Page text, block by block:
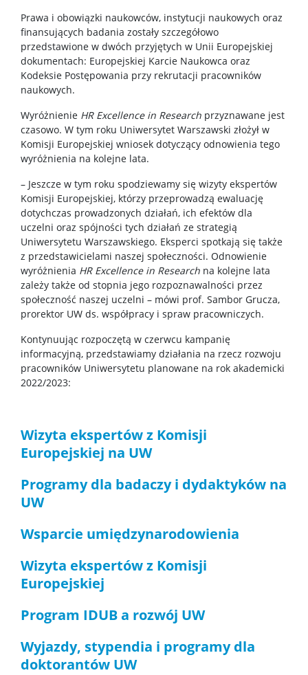
Serwis Naukowy UW
Baza publikacji
Nasze osiągnięcia
Spotkasz nas
Wykłady z ciekawej chemii
WChemii, czyli lab od podszewki
WChemii, czyli studia od podszewki
Exhibition „Chemistry is all around”
Dołącz do gry – twórz z nami przyszłość chemii!
Zjazd Dziekanów Wydziałów Chemicznych 2026
Prawa i obowiązki naukowców, instytucji naukowych oraz
finansujących badania zostały szczegółowo
przedstawione w dwóch przyjętych w Unii Europejskiej
dokumentach: Europejskiej Karcie Naukowca oraz
Kodeksie Postępowania przy rekrutacji pracowników
naukowych.
Wyróżnienie HR Excellence in Research przyznawane jest
czasowo. W tym roku Uniwersytet Warszawski złożył w
Komisji Europejskiej wniosek dotyczący odnowienia tego
wyróżnienia na kolejne lata.
– Jeszcze w tym roku spodziewamy się wizyty ekspertów
Komisji Europejskiej, którzy przeprowadzą ewaluację
dotychczas prowadzonych działań, ich efektów dla
uczelni oraz spójności tych działań ze strategią
Uniwersytetu Warszawskiego. Eksperci spotkają się także
z przedstawicielami naszej społeczności. Odnowienie
wyróżnienia HR Excellence in Research na kolejne lata
zależy także od stopnia jego rozpoznawalności przez
społeczność naszej uczelni – mówi prof. Sambor Grucza,
prorektor UW ds. współpracy i spraw pracowniczych.
Kontynuując rozpoczętą w czerwcu kampanię
informacyjną, przedstawiamy działania na rzecz rozwoju
pracowników Uniwersytetu planowane na rok akademicki
2022/2023:
Wizyta ekspertów z Komisji
Europejskiej na UW
Programy dla badaczy i dydaktyków na
UW
Wsparcie umiędzynarodowienia
Wizyta ekspertów z Komisji
Europejskiej
Program IDUB a rozwój UW
Wyjazdy, stypendia i programy dla
doktorantów UW